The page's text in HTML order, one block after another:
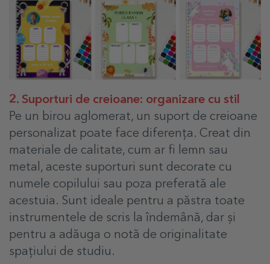
2. Suporturi de creioane: organizare cu stil
Pe un birou aglomerat, un suport de creioane
personalizat poate face diferența. Creat din
materiale de calitate, cum ar fi lemn sau
metal, aceste suporturi sunt decorate cu
numele copilului sau poza preferată ale
acestuia. Sunt ideale pentru a păstra toate
instrumentele de scris la îndemână, dar și
pentru a adăuga o notă de originalitate
spațiului de studiu.